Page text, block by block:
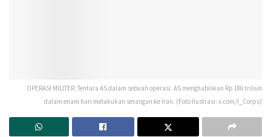
OPERASI MILITER: Tentara AS dalam sebuah operasi. AS menghabiskan Rp 186 triliun
dalam enam hari melakukan serangan ke Iran. (Foto Ilustrasi: x.com/I_Corps)